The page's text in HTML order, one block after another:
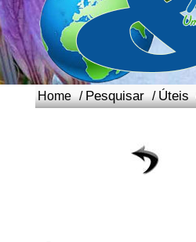
Home /Pesquisar /Úteis